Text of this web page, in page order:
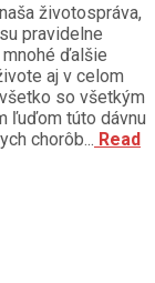
životospráva,
pravidelne
ďalšie
aj v celom
so všetkým
ľuďom túto dávnu
chorôb... Read